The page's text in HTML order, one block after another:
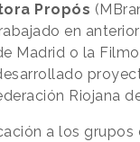
Propós
en
Madrid o la
Riojana
a los